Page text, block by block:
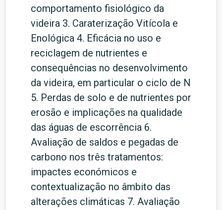
comportamento fisiológico da
videira 3. Caraterização Vitícola e
Enológica 4. Eficácia no uso e
reciclagem de nutrientes e
consequências no desenvolvimento
da videira, em particular o ciclo de N
5. Perdas de solo e de nutrientes por
erosão e implicações na qualidade
das águas de escorrência 6.
Avaliação de saldos e pegadas de
carbono nos três tratamentos:
impactes económicos e
contextualização no âmbito das
alterações climáticas 7. Avaliação